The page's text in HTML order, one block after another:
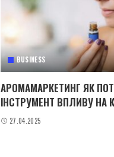
BUSINESS
АРОМАМАРКЕТИНГ ЯК
ІНСТРУМЕНТ ВПЛИВУ НА
27.04.2025